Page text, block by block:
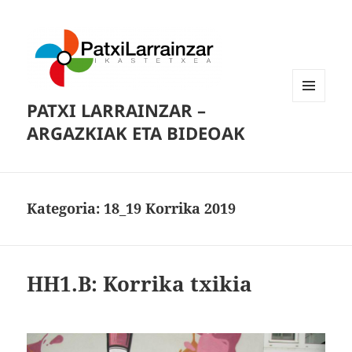
PATXI LARRAINZAR –
ARGAZKIAK ETA BIDEOAK
Kategoria: 18_19 Korrika 2019
HH1.B: Korrika txikia